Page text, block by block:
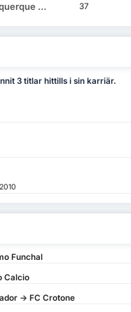
da Costa 37
3 titlar hittills i sin karriär.
Funchal
Calcio
-> FC Crotone